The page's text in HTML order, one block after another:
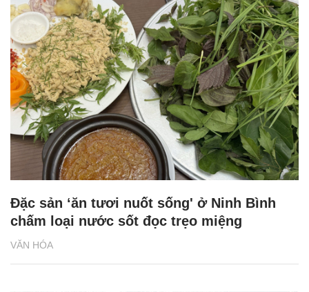
VĂN HÓA
Đặc sản ‘ăn tươi nuốt sống' ở Ninh Bình
chấm loại nước sốt đọc trẹo miệng